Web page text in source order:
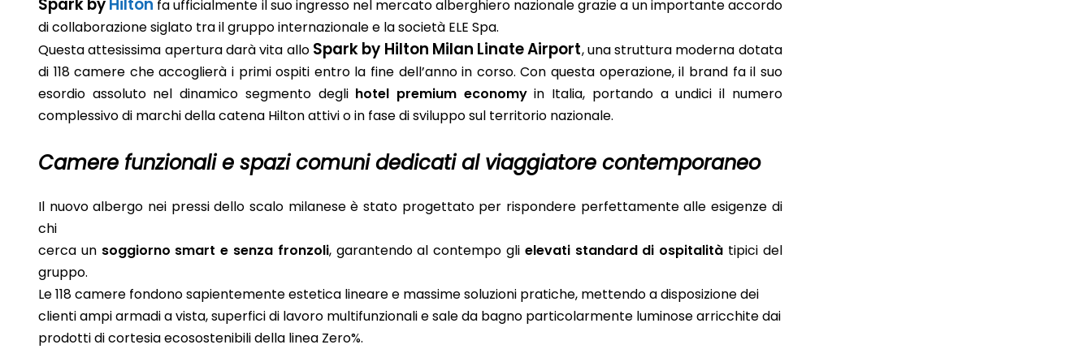
fa ufficialmente il suo ingresso nel mercato alberghiero nazionale grazie a un importante accordo
di collaborazione siglato tra il gruppo internazionale e la società ELE Spa.
Questa attesissima apertura darà vita allo Spark by Hilton Milan Linate Airport, una struttura moderna dotata
di 118 camere che accoglierà i primi ospiti entro la fine dell’anno in corso. Con questa operazione, il brand fa il suo
esordio assoluto nel dinamico segmento degli hotel premium economyin Italia, portando a undici il numero
complessivo di marchi della catena Hilton attivi o in fase di sviluppo sul territorio nazionale.
Camere funzionali e spazi comuni dedicati al viaggiatore contemporaneo
Il nuovo albergo nei pressi dello scalo milanese è stato progettato per rispondere perfettamente alle esigenze di
chi
cerca unsoggiorno smart e senza fronzoli, garantendo al contempo gli elevati standard di ospitalità tipici del
gruppo.
Le 118 camere fondono sapientemente estetica lineare e massime soluzioni pratiche, mettendo a disposizione dei
clienti ampi armadi a vista, superfici di lavoro multifunzionali e sale da bagno particolarmente luminose arricchite dai
prodotti di cortesia ecosostenibili della linea Zero%.